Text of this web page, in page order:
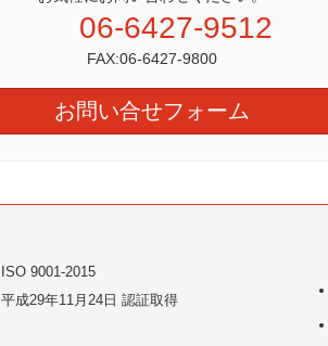
06-6427-9512
FAX:06-6427-9800
お問い合せフォーム
ISO 9001-2015
平成29年11月24日 認証取得